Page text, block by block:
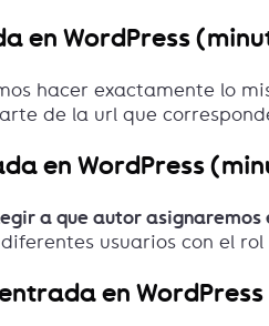
en WordPress
hacer exactamente lo
de la url que
en WordPress
a que autor asignaremos
usuarios con el
en